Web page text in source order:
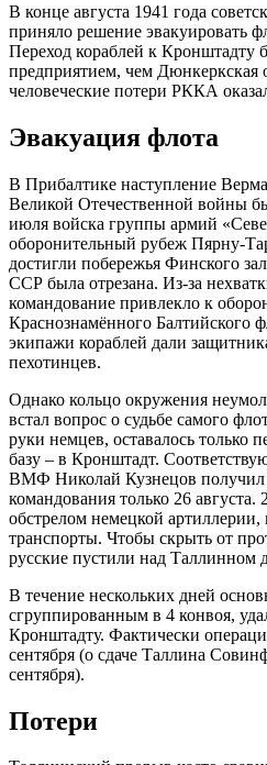
В конце августа 1941 года
приняло решение эвакуировать
Переход кораблей к
предприятием, чем Дюнкеркская
человеческие потери РККА
Эвакуация флота
В Прибалтике наступление
Великой Отечественной войны
июля войска группы армий
оборонительный рубеж Пярну-
достигли побережья Финского
ССР была отрезана. Из-за
командование привлекло к
Краснознамённого Балтийского
экипажи кораблей дали
пехотинцев.
Однако кольцо окружения
встал вопрос о судьбе самого
руки немцев, оставалось только
базу – в Кронштадт.
ВМФ Николай Кузнецов получил
командования только 26 августа.
обстрелом немецкой артиллерии,
транспорты. Чтобы скрыть от
русские пустили над Таллинном
В течение нескольких дней
сгруппированным в 4 конвоя,
Кронштадту. Фактически
сентября (о сдаче Таллина
сентября).
Потери